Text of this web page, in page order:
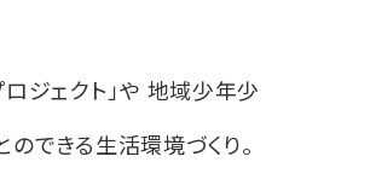
ジェクト」や 地域少年少
できる生活環境づくり。